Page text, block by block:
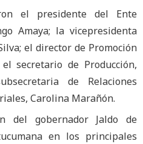
el presidente del Ente
Amaya; la vicepresidenta
el director de Promoción
secretario de Producción,
de Relaciones
Carolina Marañón.
del gobernador Jaldo de
en los principales